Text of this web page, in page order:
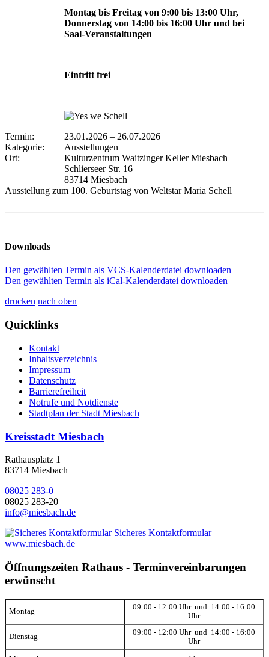
Montag bis Freitag von 9:00 bis 13:00 Uhr,
Donnerstag von 14:00 bis 16:00 Uhr und bei
Saal-Veranstaltungen
Eintritt frei
Termin: 23.01.2026 – 26.07.2026
Kategorie:
Ausstellungen
Ort:
Kulturzentrum Waitzinger Keller Miesbach
Schlierseer Str. 16
83714 Miesbach
Ausstellung zum 100. Geburtstag von Weltstar Maria Schell
Downloads
Den gewählten Termin als VCS-Kalenderdatei downloaden
Den gewählten Termin als iCal-Kalenderdatei downloaden
drucken nach oben
Quicklinks
Kontakt
Inhaltsverzeichnis
Impressum
Datenschutz
Barrierefreiheit
Notrufe und Notdienste
Stadtplan der Stadt Miesbach
Kreisstadt Miesbach
Rathausplatz 1
83714 Miesbach
08025 283-0
08025 283-20
info@miesbach.de
Sicheres Kontaktformular
www.miesbach.de
Öffnungszeiten Rathaus - Terminvereinbarungen
erwünscht
Montag
09:00 - 12:00 Uhr und 14:00 - 16:00
Uhr
Dienstag
09:00 - 12:00 Uhr und 14:00 - 16:00
Uhr